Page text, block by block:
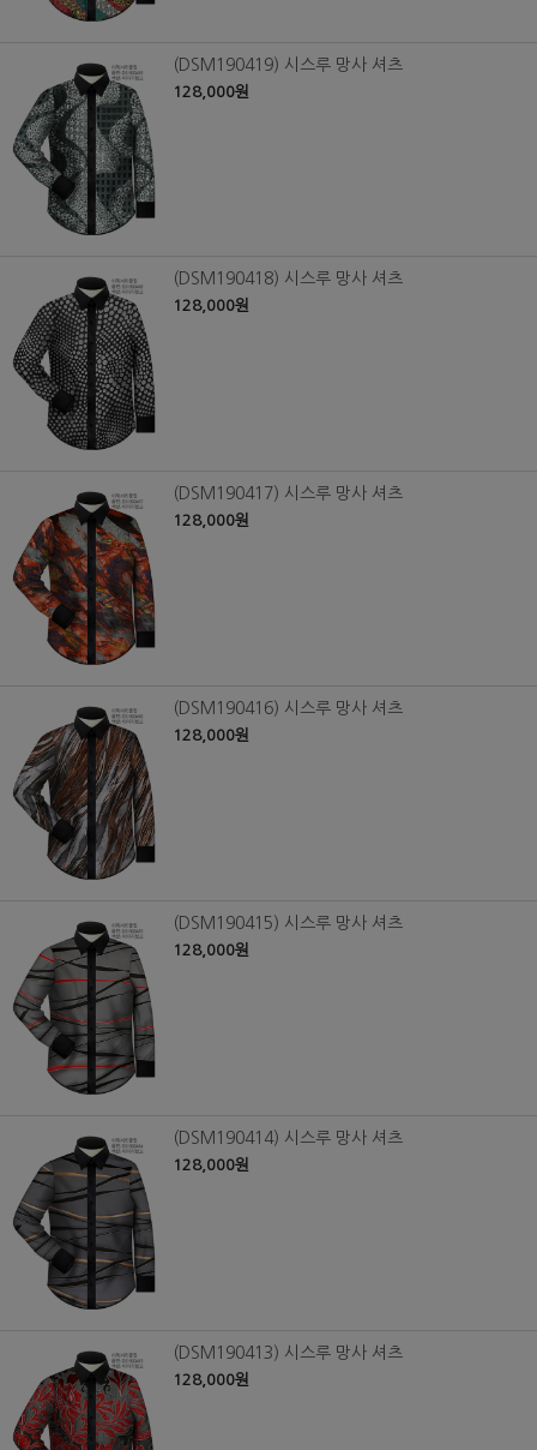
(DSM190419) 시스루 망사 셔츠
128,000원
(DSM190418) 시스루 망사 셔츠
128,000원
(DSM190417) 시스루 망사 셔츠
128,000원
(DSM190416) 시스루 망사 셔츠
128,000원
(DSM190415) 시스루 망사 셔츠
128,000원
(DSM190414) 시스루 망사 셔츠
128,000원
(DSM190413) 시스루 망사 셔츠
128,000원